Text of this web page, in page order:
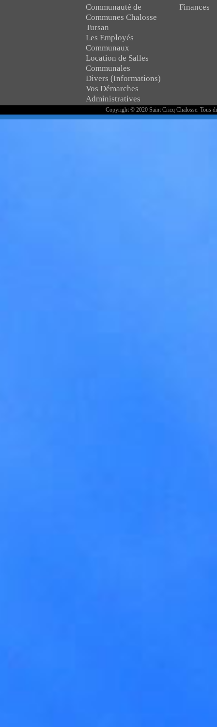
Communauté de
Communes Chalosse
Tursan
Les Employés
Communaux
Location de Salles
Communales
Divers (Informations)
Vos Démarches
Administratives
Finances
Copyright © 2020 Saint Cricq Chalosse. Tous